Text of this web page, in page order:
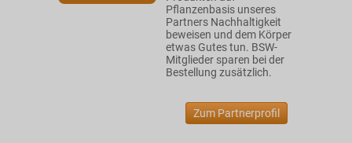
Pflanzenbasis unseres
Partners Nachhaltigkeit
beweisen und dem Körper
etwas Gutes tun. BSW-
Mitglieder sparen bei der
Bestellung zusätzlich.
Zum Partnerprofil